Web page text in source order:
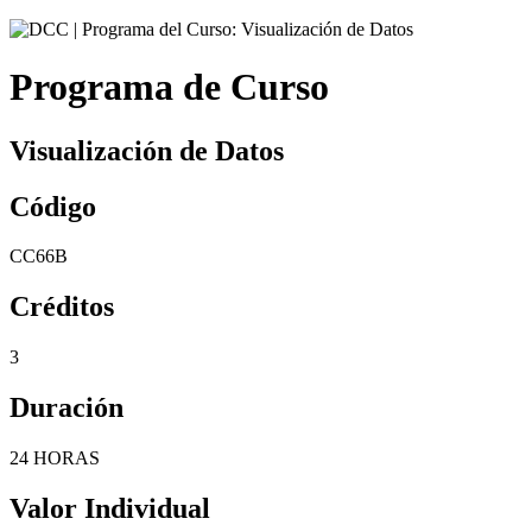
Programa de Curso
Visualización de Datos
Código
CC66B
Créditos
3
Duración
24 HORAS
Valor Individual